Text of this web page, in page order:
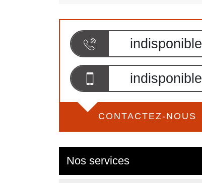
indisponible
indisponible
CONTACTEZ-NOUS
Nos services